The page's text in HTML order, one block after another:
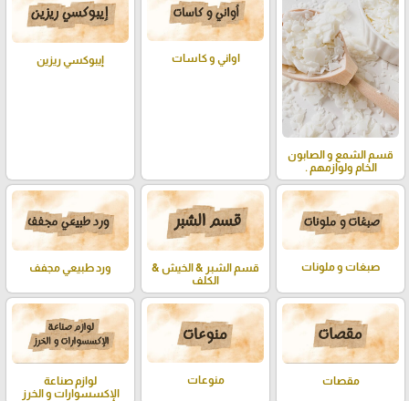
قسم الشمع و الصابون
الخام ولوازمهم .
اواني و كاسات إيبوكسي ريزين
صبغات و ملونات
قسم الشبر & الخيش &
الكلف
ورد طبيعي مجفف
مقصات منوعات
لوازم صناعة
الإكسسوارات و الخرز